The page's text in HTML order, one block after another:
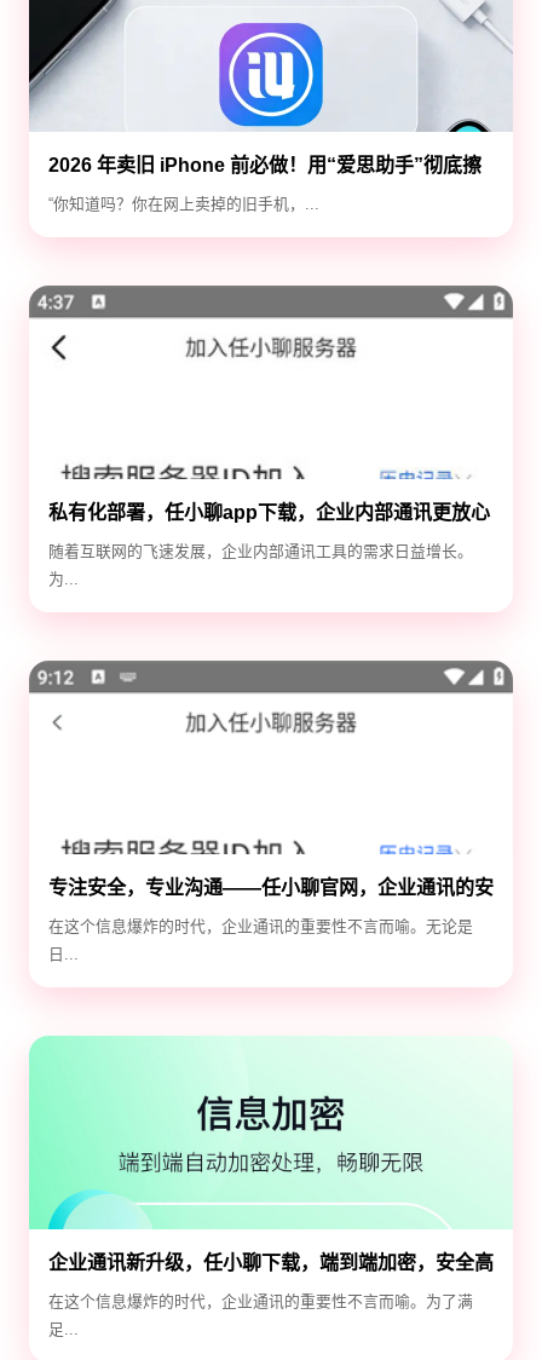
2026 年卖旧 iPhone 前必做！用“爱思助手”彻底擦
除隐私，防止数据泄露
“你知道吗？你在网上卖掉的旧手机，...
私有化部署，任小聊app下载，企业内部通讯更放心
随着互联网的飞速发展，企业内部通讯工具的需求日益增长。
为...
专注安全，专业沟通——任小聊官网，企业通讯的安
全守护神
在这个信息爆炸的时代，企业通讯的重要性不言而喻。无论是
日...
企业通讯新升级，任小聊下载，端到端加密，安全高
效！
在这个信息爆炸的时代，企业通讯的重要性不言而喻。为了满
足...